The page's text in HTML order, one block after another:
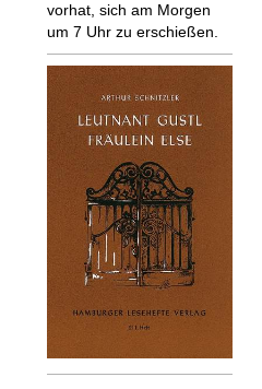
vorhat, sich am Morgen
um 7 Uhr zu erschießen.